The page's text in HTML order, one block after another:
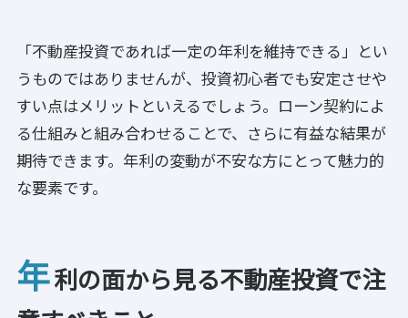
「不動産投資であれば一定の年利を維持できる」とい
うものではありませんが、投資初心者でも安定させや
すい点はメリットといえるでしょう。ローン契約によ
る仕組みと組み合わせることで、さらに有益な結果が
期待できます。年利の変動が不安な方にとって魅力的
な要素です。
年利の面から見る不動産投資で注